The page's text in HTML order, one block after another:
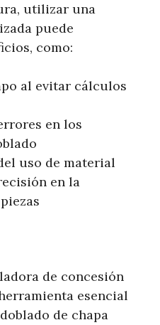
utilizar una
puede
como:
al evitar cálculos
en los
uso de material
en la
de concesión
esencial
de chapa